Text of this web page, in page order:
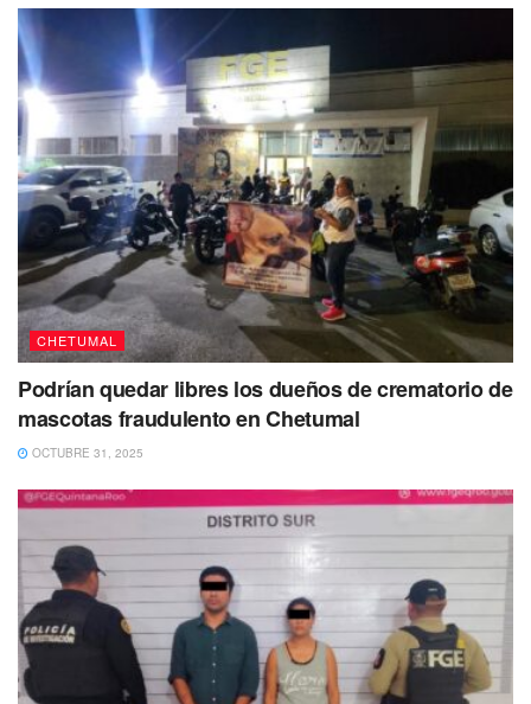
responsabilidades.
Al concluir la diligencia,fueron colocados los sellos
oficialesal inmueble que quedó bajo resguardo de la
Policía Quintana Roo.
No puedes dejar de Leer
CHETUMAL
Podrían quedar libres los dueños de crematorio de
mascotas fraudulento en Chetumal
OCTUBRE 31, 2025